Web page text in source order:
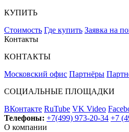
КУПИТЬ
Стоимость Где купить Заявка на
Контакты
КОНТАКТЫ
Московский офис Партнёры
СОЦИАЛЬНЫЕ ПЛОЩАДКИ
ВКонтакте RuTube VK Video
Телефоны: +7(499) 973-20-34 +7
О компании